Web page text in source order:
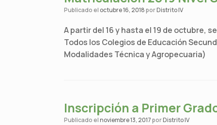
Publicado el octubre 16, 2018porDistrito IV
A partir del 16 y hasta el 19 de octubre,
Todos los Colegios de Educación
Modalidades Técnica y Agropecuaria)
Inscripción a Primer
Publicado elnoviembre 13, 2017porDistrito IV